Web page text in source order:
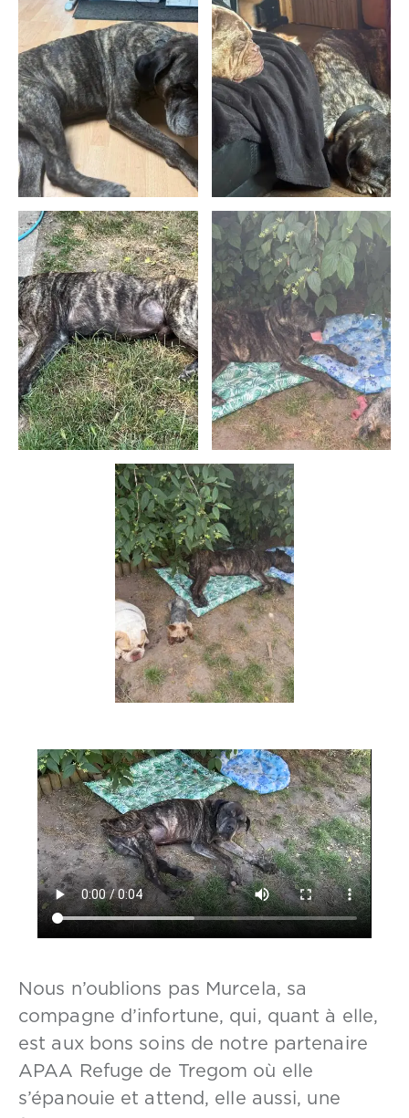
Nous n’oublions pas Murcela, sa
compagne d’infortune, qui, quant à elle,
est aux bons soins de notre partenaire
APAA Refuge de Tregom où elle
s’épanouie et attend, elle aussi, une